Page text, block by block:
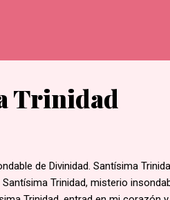
Trinidad
de Divinidad. Santísima
Trinidad, misterio